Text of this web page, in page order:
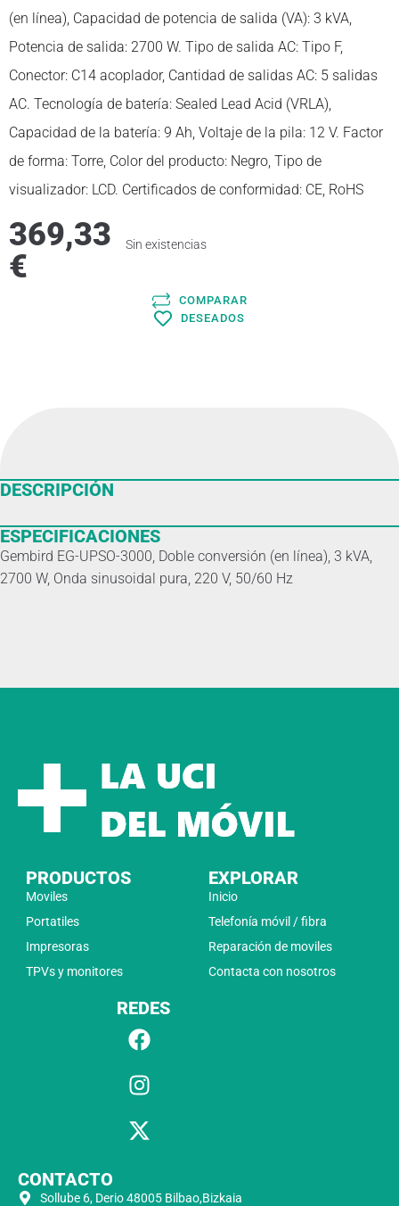
(en línea), Capacidad de potencia de salida (VA): 3 kVA,
Potencia de salida: 2700 W. Tipo de salida AC: Tipo F,
Conector: C14 acoplador, Cantidad de salidas AC: 5 salidas
AC. Tecnología de batería: Sealed Lead Acid (VRLA),
Capacidad de la batería: 9 Ah, Voltaje de la pila: 12 V. Factor
de forma: Torre, Color del producto: Negro, Tipo de
visualizador: LCD. Certificados de conformidad: CE, RoHS
369,33
€
Sin existencias
COMPARAR
DESEADOS
DESCRIPCIÓN
ESPECIFICACIONES
Gembird EG-UPSO-3000, Doble conversión (en línea), 3 kVA,
2700 W, Onda sinusoidal pura, 220 V, 50/60 Hz
PRODUCTOS
Moviles
Portatiles
Impresoras
TPVs y monitores
EXPLORAR
Inicio
Telefonía móvil / fibra
Reparación de moviles
Contacta con nosotros
REDES
CONTACTO
Sollube 6, Derio 48005 Bilbao,Bizkaia